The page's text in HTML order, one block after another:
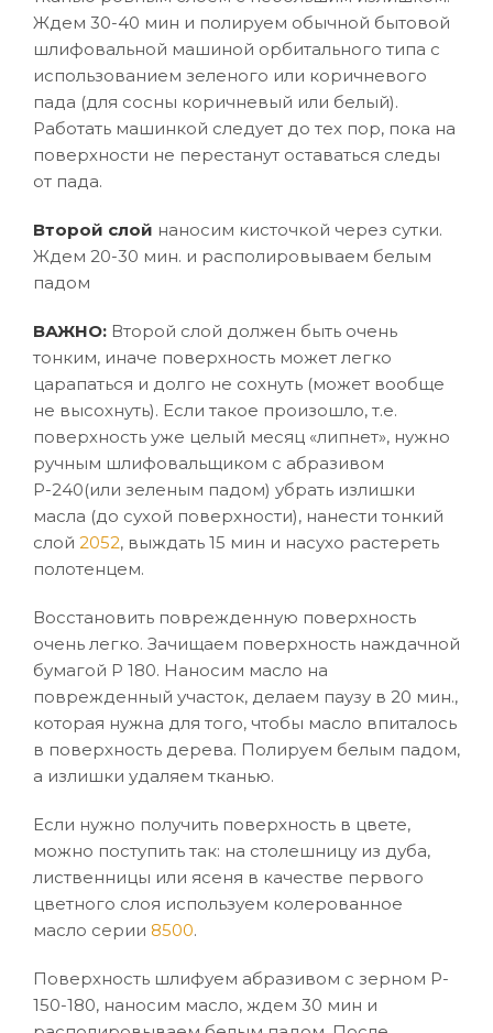
Ждем 30-40 мин и полируем обычной бытовой
шлифовальной машиной орбитального типа с
использованием зеленого или коричневого
пада (для сосны коричневый или белый).
Работать машинкой следует до тех пор, пока на
поверхности не перестанут оставаться следы
от пада.
Второй слой наносим кисточкой через сутки.
Ждем 20-30 мин. и располировываем белым
падом
ВАЖНО: Второй слой должен быть очень
тонким, иначе поверхность может легко
царапаться и долго не сохнуть (может вообще
не высохнуть). Если такое произошло, т.е.
поверхность уже целый месяц «липнет», нужно
ручным шлифовальщиком с абразивом
Р-240(или зеленым падом) убрать излишки
масла (до сухой поверхности), нанести тонкий
слой 2052, выждать 15 мин и насухо растереть
полотенцем.
Восстановить поврежденную поверхность
очень легко. Зачищаем поверхность наждачной
бумагой Р 180. Наносим масло на
поврежденный участок, делаем паузу в 20 мин.,
которая нужна для того, чтобы масло впиталось
в поверхность дерева. Полируем белым падом,
а излишки удаляем тканью.
Если нужно получить поверхность в цвете,
можно поступить так: на столешницу из дуба,
лиственницы или ясеня в качестве первого
цветного слоя используем колерованное
масло серии 8500.
Поверхность шлифуем абразивом с зерном Р-
150-180, наносим масло, ждем 30 мин и